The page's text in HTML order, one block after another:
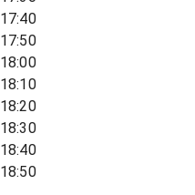
17:40
17:50
18:00
18:10
18:20
18:30
18:40
18:50